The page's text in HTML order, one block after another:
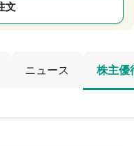
文
ニュース 株主優